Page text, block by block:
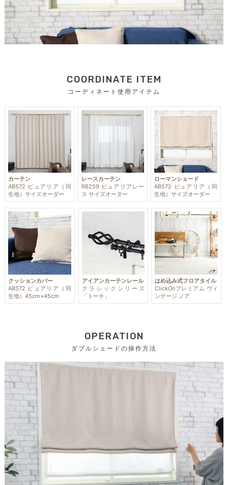
COORDINATE ITEM
コーディネート使用アイテム
カーテン
AB572 ピュアリア（同
生地）サイズオーダー
レースカーテン
RB259 ピュアリアレー
ス サイズオーダー
ローマンシェード
AB572 ピュアリア（同
生地）サイズオーダー
クッションカバー
AB572 ピュアリア（同
生地）45cm×45cm
アイアンカーテンレール
クラシックシリーズ
「トーチ」
はめ込み式フロアタイル
ClickOnプレミアム ヴィ
ンテージ ノア
OPERATION
ダブルシェードの操作方法